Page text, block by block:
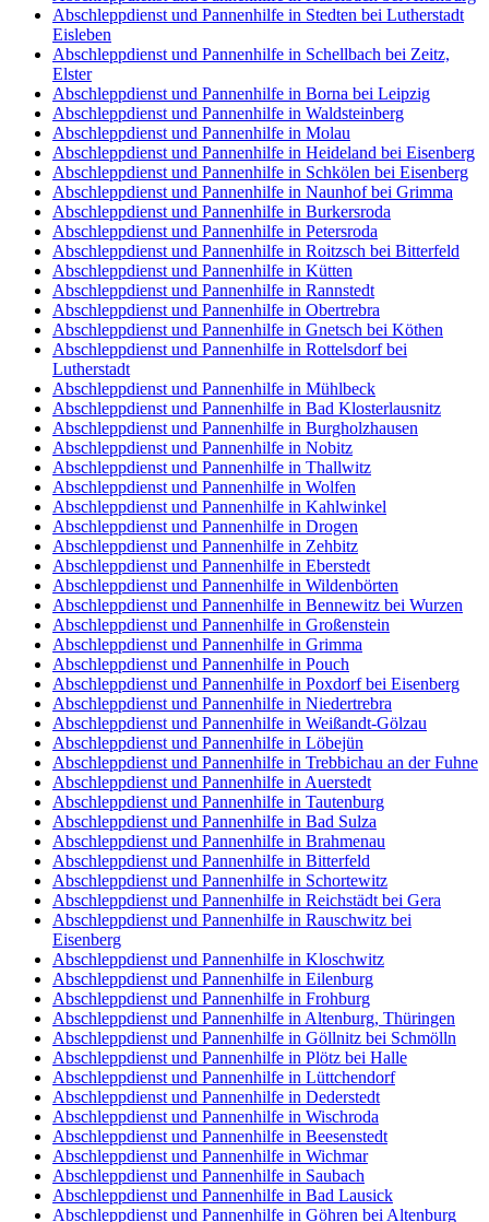
Abschleppdienst und Pannenhilfe in Stedten bei Lutherstadt
Eisleben
Abschleppdienst und Pannenhilfe in Schellbach bei Zeitz,
Elster
Abschleppdienst und Pannenhilfe in Borna bei Leipzig
Abschleppdienst und Pannenhilfe in Waldsteinberg
Abschleppdienst und Pannenhilfe in Molau
Abschleppdienst und Pannenhilfe in Heideland bei Eisenberg
Abschleppdienst und Pannenhilfe in Schkölen bei Eisenberg
Abschleppdienst und Pannenhilfe in Naunhof bei Grimma
Abschleppdienst und Pannenhilfe in Burkersroda
Abschleppdienst und Pannenhilfe in Petersroda
Abschleppdienst und Pannenhilfe in Roitzsch bei Bitterfeld
Abschleppdienst und Pannenhilfe in Kütten
Abschleppdienst und Pannenhilfe in Rannstedt
Abschleppdienst und Pannenhilfe in Obertrebra
Abschleppdienst und Pannenhilfe in Gnetsch bei Köthen
Abschleppdienst und Pannenhilfe in Rottelsdorf bei
Lutherstadt
Abschleppdienst und Pannenhilfe in Mühlbeck
Abschleppdienst und Pannenhilfe in Bad Klosterlausnitz
Abschleppdienst und Pannenhilfe in Burgholzhausen
Abschleppdienst und Pannenhilfe in Nobitz
Abschleppdienst und Pannenhilfe in Thallwitz
Abschleppdienst und Pannenhilfe in Wolfen
Abschleppdienst und Pannenhilfe in Kahlwinkel
Abschleppdienst und Pannenhilfe in Drogen
Abschleppdienst und Pannenhilfe in Zehbitz
Abschleppdienst und Pannenhilfe in Eberstedt
Abschleppdienst und Pannenhilfe in Wildenbörten
Abschleppdienst und Pannenhilfe in Bennewitz bei Wurzen
Abschleppdienst und Pannenhilfe in Großenstein
Abschleppdienst und Pannenhilfe in Grimma
Abschleppdienst und Pannenhilfe in Pouch
Abschleppdienst und Pannenhilfe in Poxdorf bei Eisenberg
Abschleppdienst und Pannenhilfe in Niedertrebra
Abschleppdienst und Pannenhilfe in Weißandt-Gölzau
Abschleppdienst und Pannenhilfe in Löbejün
Abschleppdienst und Pannenhilfe in Trebbichau an der Fuhne
Abschleppdienst und Pannenhilfe in Auerstedt
Abschleppdienst und Pannenhilfe in Tautenburg
Abschleppdienst und Pannenhilfe in Bad Sulza
Abschleppdienst und Pannenhilfe in Brahmenau
Abschleppdienst und Pannenhilfe in Bitterfeld
Abschleppdienst und Pannenhilfe in Schortewitz
Abschleppdienst und Pannenhilfe in Reichstädt bei Gera
Abschleppdienst und Pannenhilfe in Rauschwitz bei
Eisenberg
Abschleppdienst und Pannenhilfe in Kloschwitz
Abschleppdienst und Pannenhilfe in Eilenburg
Abschleppdienst und Pannenhilfe in Frohburg
Abschleppdienst und Pannenhilfe in Altenburg, Thüringen
Abschleppdienst und Pannenhilfe in Göllnitz bei Schmölln
Abschleppdienst und Pannenhilfe in Plötz bei Halle
Abschleppdienst und Pannenhilfe in Lüttchendorf
Abschleppdienst und Pannenhilfe in Dederstedt
Abschleppdienst und Pannenhilfe in Wischroda
Abschleppdienst und Pannenhilfe in Beesenstedt
Abschleppdienst und Pannenhilfe in Wichmar
Abschleppdienst und Pannenhilfe in Saubach
Abschleppdienst und Pannenhilfe in Bad Lausick
Abschleppdienst und Pannenhilfe in Göhren bei Altenburg